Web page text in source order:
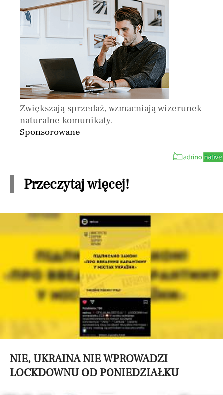
Zwiększają sprzedaż, wzmacniają wizerunek –
naturalne komunikaty.
Sponsorowane
Przeczytaj więcej!
NIE, UKRAINA NIE WPROWADZI
LOCKDOWNU OD PONIEDZIAŁKU